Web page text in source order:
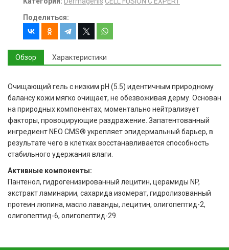
Поделиться:
Обзор Характеристики
Очищающий гель с низким pH (5.5) идентичным природному
балансу кожи мягко очищает, не обезвоживая дерму. Основан
на природных компонентах, моментально нейтрализует
факторы, провоцирующие раздражение. Запатентованный
ингредиент NEO CMS® укрепляет эпидермальный барьер, в
результате чего в клетках восстанавливается способность
стабильного удержания влаги.
Активные компоненты:
Пантенол, гидрогенизированный лецитин, церамиды NP,
экстракт ламинарии, сахарида изомерат, гидролизованный
протеин люпина, масло лаванды, лецитин, олигопептид-2,
олигопептид-6, олигопептид-29.